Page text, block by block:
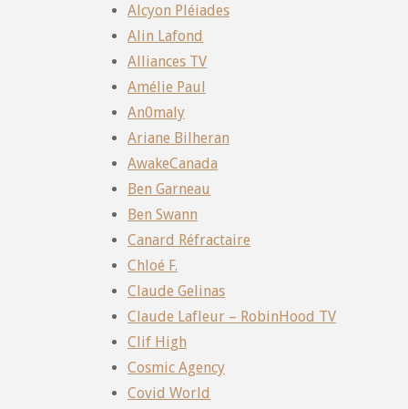
Alcyon Pléiades
Alin Lafond
Alliances TV
Amélie Paul
An0maly
Ariane Bilheran
AwakeCanada
Ben Garneau
Ben Swann
Canard Réfractaire
Chloé F.
Claude Gelinas
Claude Lafleur – RobinHood TV
Clif High
Cosmic Agency
Covid World